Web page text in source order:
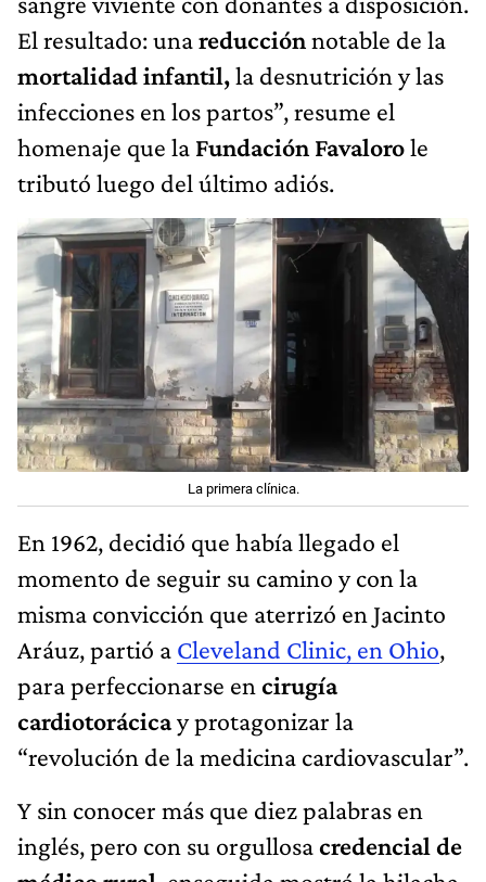
infecciones en los partos”, resume el
homenaje que laFundación Favalorole
tributó luego del último adiós.
La primera clínica.
En 1962, decidió que había llegado el
momento de seguir su camino y con la
Aráuz, partió aCleveland Clinic, en Ohio
para perfeccionarse encirugía
cardiotorácicay protagonizar la
“revolución de la medicina cardiovascular”.
Y sin conocer más que diez palabras en
inglés, pero con su orgullosacredencial de
también en Estados Unidos.“El acto médico
debe estar rodeado de dignidad, igualdad,